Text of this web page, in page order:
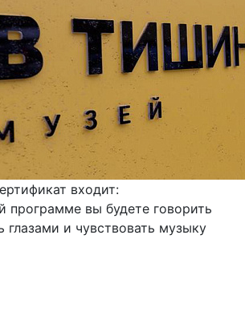
входит:
программе вы будете говорить
глазами и чувствовать музыку